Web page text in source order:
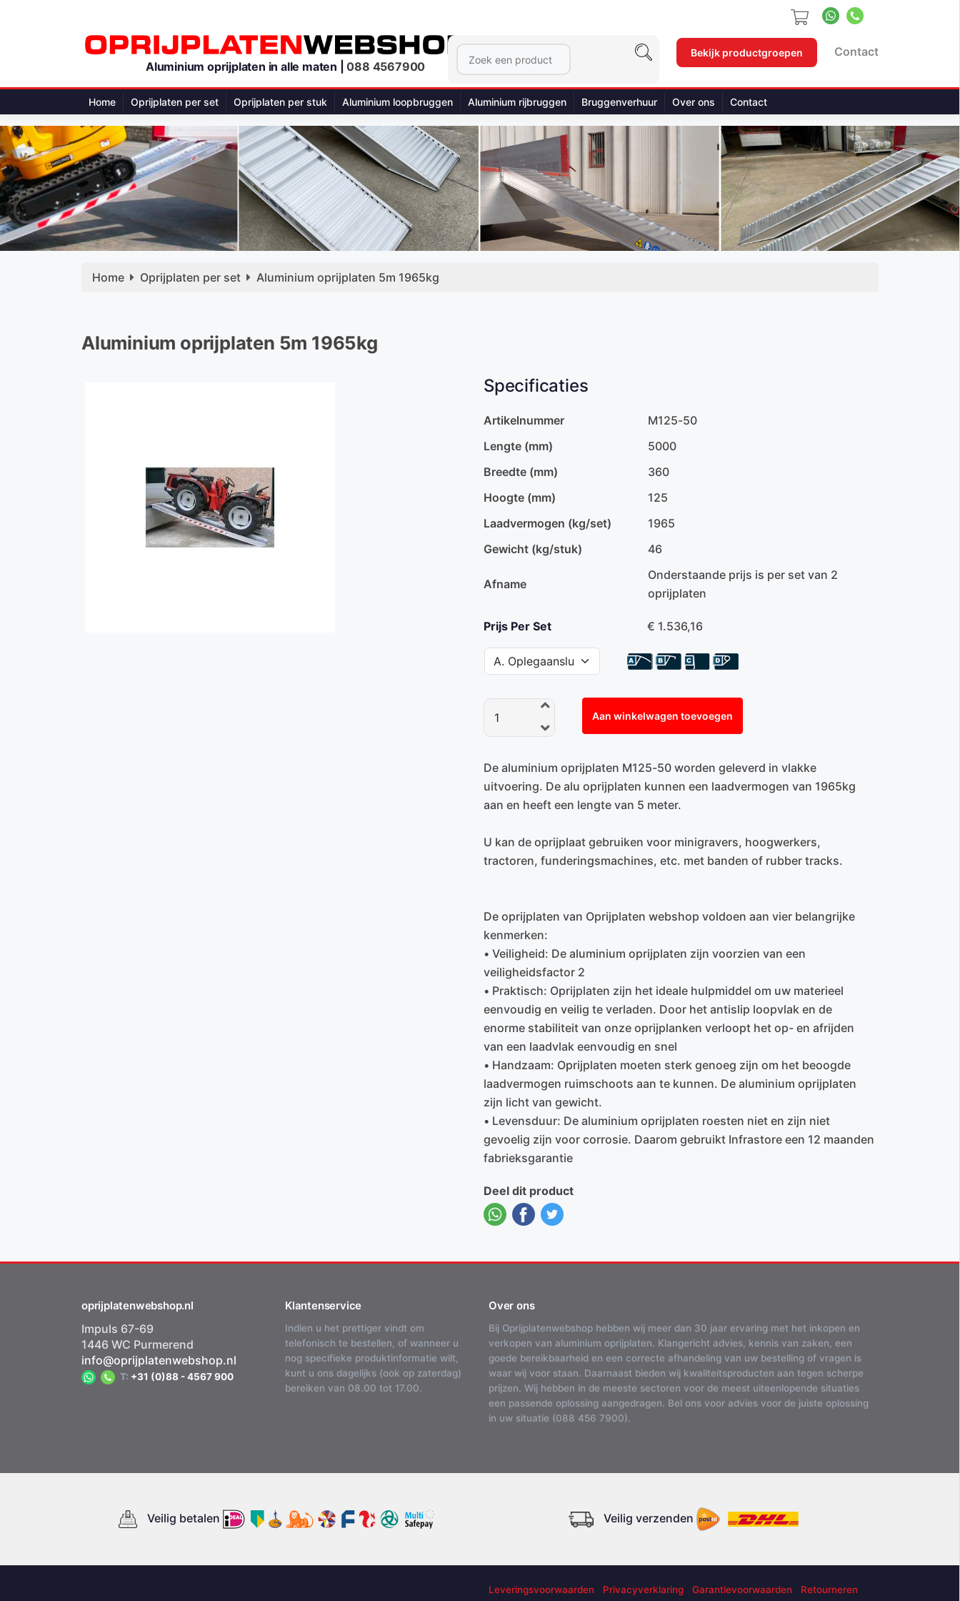
Aluminium oprijplaten in alle maten |088 4567900
Bekijk productgroepen Contact
Home Oprijplaten per set Oprijplaten per stuk Aluminium loopbruggen Aluminium rijbruggen Bruggenverhuur Over ons Contact
Home Oprijplaten per set Aluminium oprijplaten 5m 1965kg
Aluminium oprijplaten 5m 1965kg
Specificaties
Artikelnummer
M125-50
Lengte (mm)
5000
Breedte (mm)
360
Hoogte (mm)
125
Laadvermogen (kg/set)
1965
Gewicht (kg/stuk)
46
Afname
Onderstaande prijs is per set van 2
oprijplaten
Prijs Per Set € 1.536,16
Aan winkelwagen toevoegen
De aluminium oprijplaten M125-50 worden geleverd in vlakke
uitvoering. De alu oprijplaten kunnen een laadvermogen van 1965kg
aan en heeft een lengte van 5 meter.
U kan de oprijplaat gebruiken voor minigravers, hoogwerkers,
tractoren, funderingsmachines, etc. met banden of rubber tracks.
De oprijplaten van Oprijplaten webshop voldoen aan vier belangrijke
kenmerken:
• Veiligheid: De aluminium oprijplaten zijn voorzien van een
veiligheidsfactor 2
• Praktisch: Oprijplaten zijn het ideale hulpmiddel om uw materieel
eenvoudig en veilig te verladen. Door het antislip loopvlak en de
enorme stabiliteit van onze oprijplanken verloopt het op- en afrijden
van een laadvlak eenvoudig en snel
• Handzaam: Oprijplaten moeten sterk genoeg zijn om het beoogde
laadvermogen ruimschoots aan te kunnen. De aluminium oprijplaten
zijn licht van gewicht.
• Levensduur: De aluminium oprijplaten roesten niet en zijn niet
gevoelig zijn voor corrosie. Daarom gebruikt Infrastore een 12 maanden
fabrieksgarantie
Deel dit product
oprijplatenwebshop.nl
Impuls 67-69
1446 WC Purmerend
info@oprijplatenwebshop.nl
T: +31 (0)88 - 4567 900
Klantenservice
Indien u het prettiger vindt om
telefonisch te bestellen, of wanneer u
nog specifieke produktinformatie wilt,
kunt u ons dagelijks (ook op zaterdag)
bereiken van 08.00 tot 17.00.
Over ons
Bij Oprijplatenwebshop hebben wij meer dan 30 jaar ervaring met het inkopen en
verkopen van aluminium oprijplaten. Klangericht advies, kennis van zaken, een
goede bereikbaarheid en een correcte afhandeling van uw bestelling of vragen is
waar wij voor staan. Daarnaast bieden wij kwaliteitsproducten aan tegen scherpe
prijzen. Wij hebben in de meeste sectoren voor de meest uiteenlopende situaties
een passende oplossing aangedragen. Bel ons voor advies voor de juiste oplossing
in uw situatie (088 456 7900).
Veilig betalen Veilig verzenden
Leveringsvoorwaarden Privacyverklaring Garantievoorwaarden
Retourneren